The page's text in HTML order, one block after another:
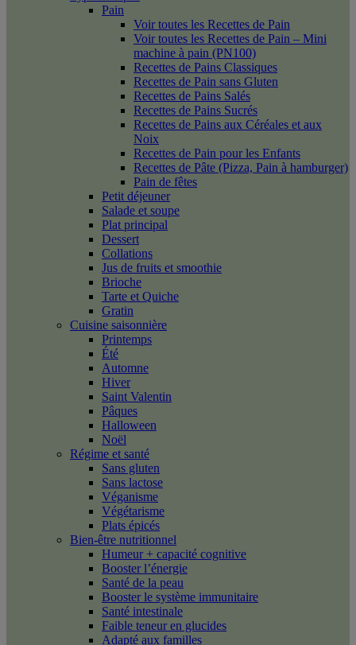
Pain
Voir toutes les Recettes de Pain
Voir toutes les Recettes de Pain – Mini
machine à pain (PN100)
Recettes de Pains Classiques
Recettes de Pain sans Gluten
Recettes de Pains Salés
Recettes de Pains Sucrés
Recettes de Pains aux Céréales et aux
Noix
Recettes de Pain pour les Enfants
Recettes de Pâte (Pizza, Pain à hamburger)
Pain de fêtes
Petit déjeuner
Salade et soupe
Plat principal
Dessert
Collations
Jus de fruits et smoothie
Brioche
Tarte et Quiche
Gratin
Cuisine saisonnière
Printemps
Été
Automne
Hiver
Saint Valentin
Pâques
Halloween
Noël
Régime et santé
Sans gluten
Sans lactose
Véganisme
Végétarisme
Plats épicés
Bien-être nutritionnel
Humeur + capacité cognitive
Booster l’énergie
Santé de la peau
Booster le système immunitaire
Santé intestinale
Faible teneur en glucides
Adapté aux familles